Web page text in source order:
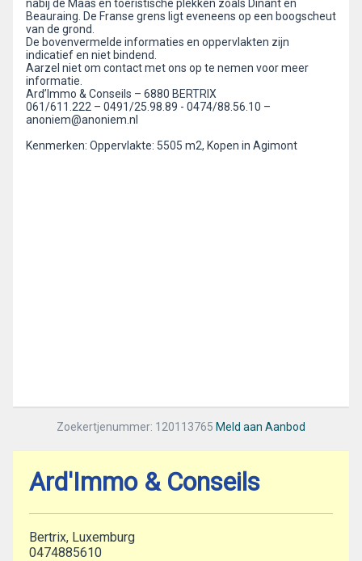
nabij de Maas en toeristische plekken zoals Dinant en
Beauraing. De Franse grens ligt eveneens op een boogscheut
van de grond.
De bovenvermelde informaties en oppervlakten zijn
indicatief en niet bindend.
Aarzel niet om contact met ons op te nemen voor meer
informatie.
Ard’Immo & Conseils – 6880 BERTRIX
061/611.222 – 0491/25.98.89 - 0474/88.56.10 –
anoniem@anoniem.nl
Kenmerken: Oppervlakte: 5505 m2, Kopen in Agimont
Zoekertjenummer: 120113765 Meld aan Aanbod
Ard'Immo & Conseils
Bertrix, Luxemburg
0474885610